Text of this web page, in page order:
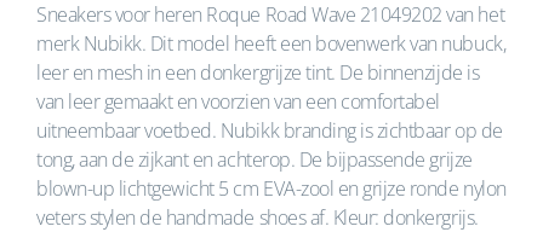
Sneakers voor heren Roque Road Wave 21049202 van het
merk Nubikk. Dit model heeft een bovenwerk van nubuck,
leer en mesh in een donkergrijze tint. De binnenzijde is
van leer gemaakt en voorzien van een comfortabel
uitneembaar voetbed. Nubikk branding is zichtbaar op de
tong, aan de zijkant en achterop. De bijpassende grijze
blown-up lichtgewicht 5 cm EVA-zool en grijze ronde nylon
veters stylen de handmade shoes af. Kleur: donkergrijs.